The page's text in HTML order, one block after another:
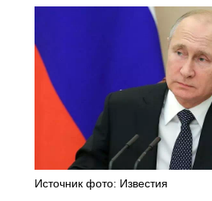
Источник фото: Известия